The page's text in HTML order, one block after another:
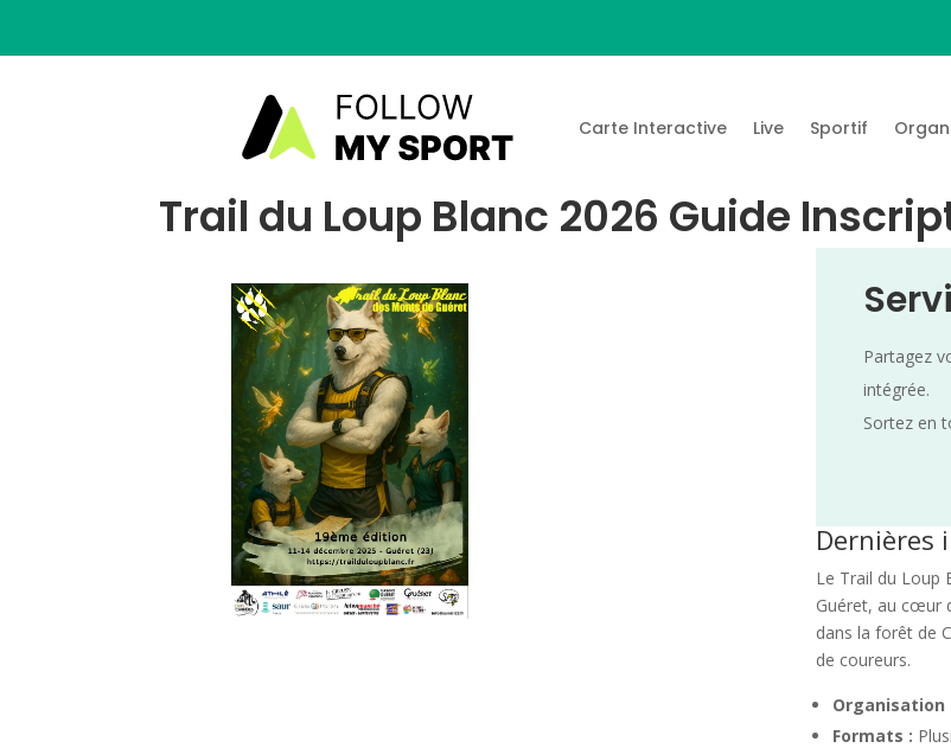
Carte Interactive Live Sportif
Trail du Loup Blanc 2026 Guide
Partagez
intégrée.
Sortez en
Dernières
Le Trail du Loup
Guéret, au cœur
dans la forêt de
de coureurs.
Organisation
Formats :